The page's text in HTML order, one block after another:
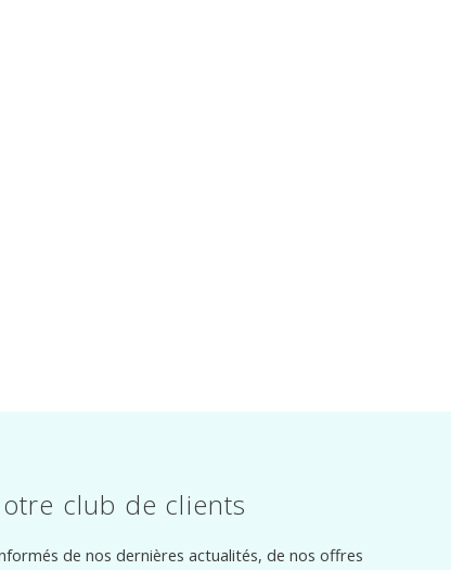
club de clients
de nos dernières actualités, de nos offres